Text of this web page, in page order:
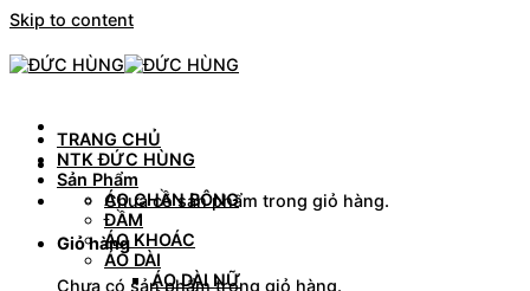
Skip to content
Chưa có sản phẩm trong giỏ hàng.
Giỏ hàng
Chưa có sản phẩm trong giỏ hàng.
TRANG CHỦ
NTK ĐỨC HÙNG
Sản Phẩm
ÁO CHẦN BÔNG
ĐẦM
ÁO KHOÁC
ÁO DÀI
ÁO DÀI NỮ